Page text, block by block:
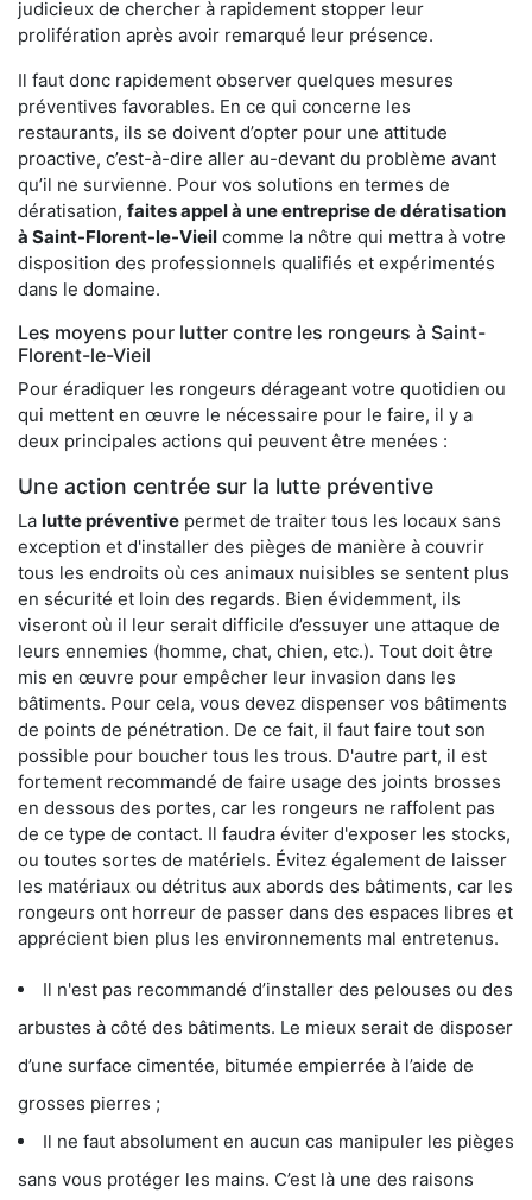
judicieux de chercher à rapidement stopper leur
prolifération après avoir remarqué leur présence.
Il faut donc rapidement observer quelques mesures
préventives favorables. En ce qui concerne les
restaurants, ils se doivent d’opter pour une attitude
proactive, c’est-à-dire aller au-devant du problème avant
qu’il ne survienne. Pour vos solutions en termes de
dératisation, faites appel à une entreprise de dératisation
à Saint-Florent-le-Vieil comme la nôtre qui mettra à votre
disposition des professionnels qualifiés et expérimentés
dans le domaine.
Les moyens pour lutter contre les rongeurs à Saint-
Florent-le-Vieil
Pour éradiquer les rongeurs dérageant votre quotidien ou
qui mettent en œuvre le nécessaire pour le faire, il y a
deux principales actions qui peuvent être menées :
Une action centrée sur la lutte préventive
La lutte préventive permet de traiter tous les locaux sans
exception et d'installer des pièges de manière à couvrir
tous les endroits où ces animaux nuisibles se sentent plus
en sécurité et loin des regards. Bien évidemment, ils
viseront où il leur serait difficile d’essuyer une attaque de
leurs ennemies (homme, chat, chien, etc.). Tout doit être
mis en œuvre pour empêcher leur invasion dans les
bâtiments. Pour cela, vous devez dispenser vos bâtiments
de points de pénétration. De ce fait, il faut faire tout son
possible pour boucher tous les trous. D'autre part, il est
fortement recommandé de faire usage des joints brosses
en dessous des portes, car les rongeurs ne raffolent pas
de ce type de contact. Il faudra éviter d'exposer les stocks,
ou toutes sortes de matériels. Évitez également de laisser
les matériaux ou détritus aux abords des bâtiments, car les
rongeurs ont horreur de passer dans des espaces libres et
apprécient bien plus les environnements mal entretenus.
Il n'est pas recommandé d’installer des pelouses ou des
arbustes à côté des bâtiments. Le mieux serait de disposer
d’une surface cimentée, bitumée empierrée à l’aide de
grosses pierres ;
Il ne faut absolument en aucun cas manipuler les pièges
sans vous protéger les mains. C’est là une des raisons